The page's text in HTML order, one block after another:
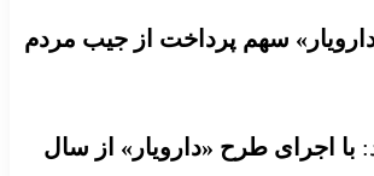
سهم پرداخت از جیب مردم
با اجرای طرح «دارویار» از سال